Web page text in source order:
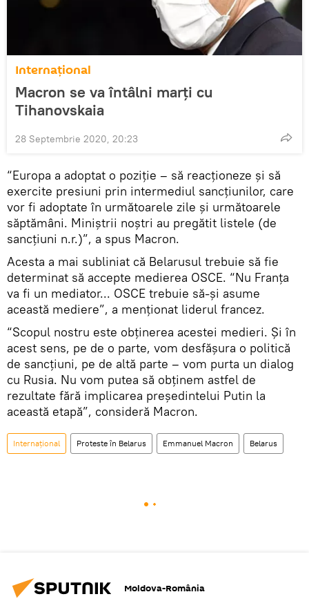
Internaţional
Macron se va întâlni marți cu
Tihanovskaia
28 Septembrie 2020, 20:23
“Europa a adoptat o poziție – să reacționeze și să
exercite presiuni prin intermediul sancțiunilor, care
vor fi adoptate în următoarele zile și următoarele
săptămâni. Miniștrii noștri au pregătit listele (de
sancțiuni n.r.)”, a spus Macron.
Acesta a mai subliniat că Belarusul trebuie să fie
determinat să accepte medierea OSCE. “Nu Franța
va fi un mediator... OSCE trebuie să-și asume
această mediere”, a menționat liderul francez.
“Scopul nostru este obținerea acestei medieri. Și în
acest sens, pe de o parte, vom desfășura o politică
de sancțiuni, pe de altă parte – vom purta un dialog
cu Rusia. Nu vom putea să obținem astfel de
rezultate fără implicarea președintelui Putin la
această etapă”, consideră Macron.
Internaţional Proteste în Belarus Emmanuel Macron Belarus
Moldova-România